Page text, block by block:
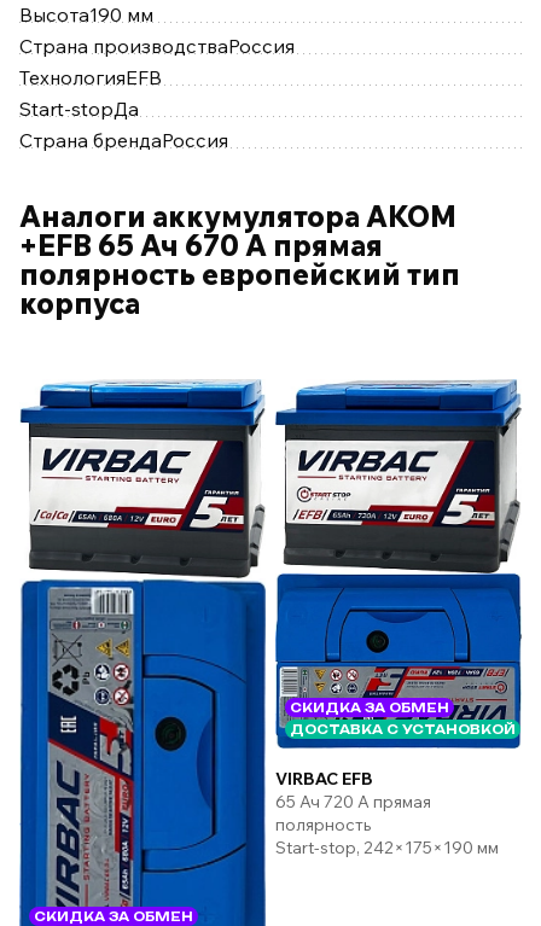
Высота190 мм
Страна производстваРоссия
ТехнологияEFB
Start-stopДа
Страна брендаРоссия
Аналоги аккумулятора AKOM
+EFB 65 Ач 670 А прямая
полярность европейский тип
корпуса
СКИДКА ЗА ОБМЕН
СКИДКА ЗА ОБМЕН
ДОСТАВКА С УСТАНОВКОЙ
VIRBAC EFB
65 Ач 720 А прямая
полярность
Start-stop, 242×175×190 мм